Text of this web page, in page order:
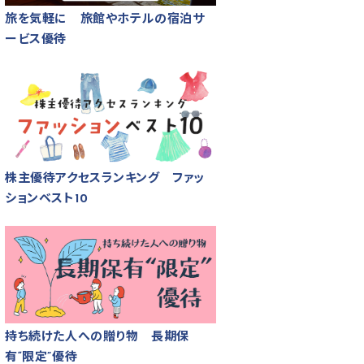
旅を気軽に 旅館やホテルの宿泊サ
ービス優待
株主優待アクセスランキング ファッ
ションベスト10
持ち続けた人への贈り物 長期保
有“限定”優待